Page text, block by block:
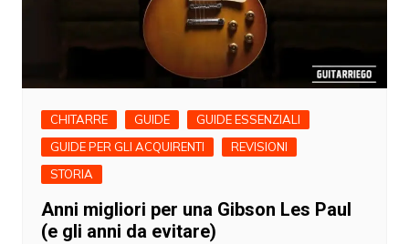
CHITARRE GUIDE
GUIDE ESSENZIALI
GUIDE PER GLI ACQUIRENTI
REVISIONI
STORIA
Anni migliori per una Gibson Les Paul
(e gli anni da evitare)